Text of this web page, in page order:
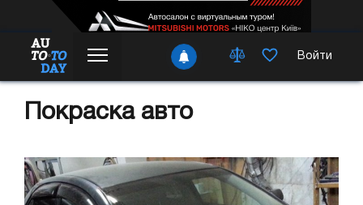
Войти
Покраска авто